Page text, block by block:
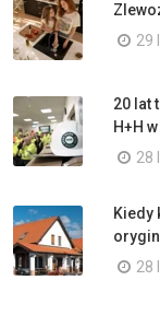
29
20 lat
H+H
28
Kiedy
28